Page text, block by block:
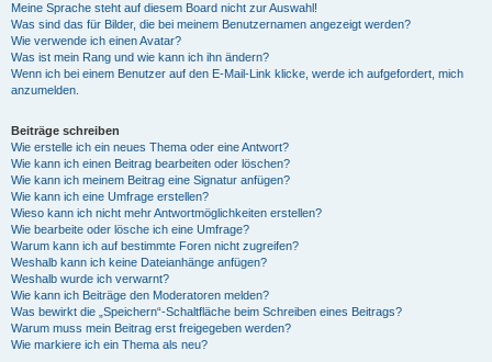
Meine Sprache steht auf diesem Board nicht zur Auswahl!
Was sind das für Bilder, die bei meinem Benutzernamen angezeigt werden?
Wie verwende ich einen Avatar?
Was ist mein Rang und wie kann ich ihn ändern?
Wenn ich bei einem Benutzer auf den E-Mail-Link klicke, werde ich aufgefordert, mich
anzumelden.
Beiträge schreiben
Wie erstelle ich ein neues Thema oder eine Antwort?
Wie kann ich einen Beitrag bearbeiten oder löschen?
Wie kann ich meinem Beitrag eine Signatur anfügen?
Wie kann ich eine Umfrage erstellen?
Wieso kann ich nicht mehr Antwortmöglichkeiten erstellen?
Wie bearbeite oder lösche ich eine Umfrage?
Warum kann ich auf bestimmte Foren nicht zugreifen?
Weshalb kann ich keine Dateianhänge anfügen?
Weshalb wurde ich verwarnt?
Wie kann ich Beiträge den Moderatoren melden?
Was bewirkt die „Speichern“-Schaltfläche beim Schreiben eines Beitrags?
Warum muss mein Beitrag erst freigegeben werden?
Wie markiere ich ein Thema als neu?